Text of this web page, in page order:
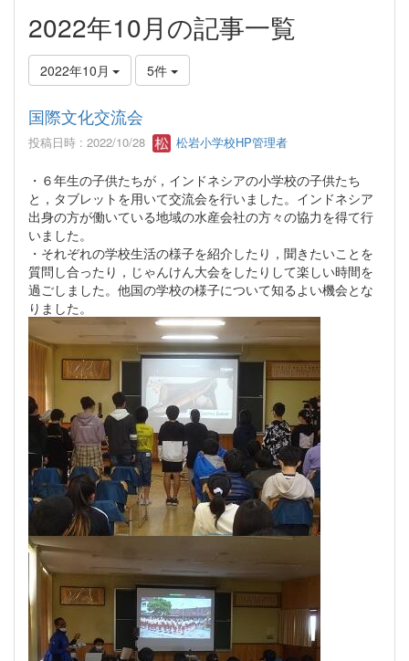
2022年10月の記事一覧
2022年10月 5件
国際文化交流会
投稿日時 : 2022/10/28 松岩小学校HP管理者
・６年生の子供たちが，インドネシアの小学校の子供たち
と，タブレットを用いて交流会を行いました。インドネシア
出身の方が働いている地域の水産会社の方々の協力を得て行
いました。
・それぞれの学校生活の様子を紹介したり，聞きたいことを
質問し合ったり，じゃんけん大会をしたりして楽しい時間を
過ごしました。他国の学校の様子について知るよい機会とな
りました。